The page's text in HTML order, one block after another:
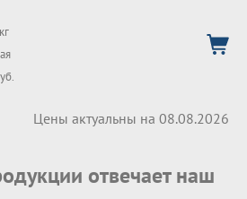
Цены актуальны на 08.08.2026
отвечает наш